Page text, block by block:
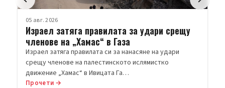
05 авг. 2026
Израел затяга правилата за удари срещу
членове на „Хамас“ в Газа
Израел затяга правилата си за нанасяне на удари
срещу членове на палестинското ислямистко
движение „Хамас“ в Ивицата Га…
Прочети →